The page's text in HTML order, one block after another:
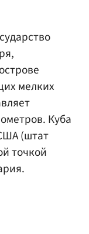
мелких
Куба
(штат
точкой